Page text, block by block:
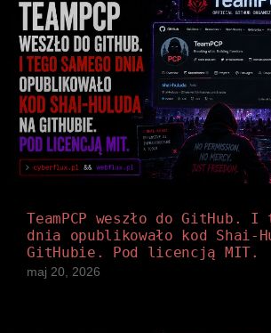
TeamPCP weszło do GitHub. I
dnia opublikowało kod Shai-
GitHubie. Pod licencją MIT.
maj 20, 2026